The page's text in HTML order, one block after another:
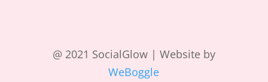
@ 2021 SocialGlow | Website by
WeBoggle